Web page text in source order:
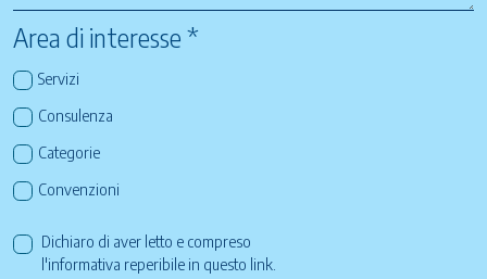
Area di interesse *
Servizi
Consulenza
Categorie
Convenzioni
Dichiaro di aver letto e compreso
l'informativa reperibile in questo link